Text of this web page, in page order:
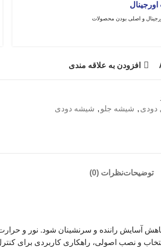
و اصلی بودن محصولات
افزودن به علاقه مندی
دودی , شیشه جلو , شیشه دودی
توضیحاتنظرات (0)
آسایش راننده و سرنشینان شود. نور و
و نصب اصولی، راهکاری کاربردی برای